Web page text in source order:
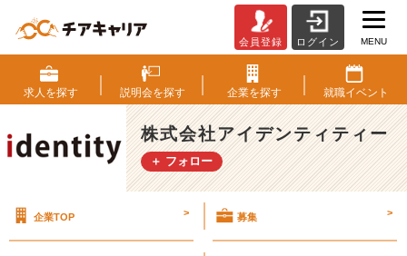
L
B/
S
【株
式
会
デ
会員登録 ログイン MENU
求人を探す 説明会を探す 企業を探す 就職イベント
株式会社アイデンティティー
＋ フォロー
企業TOP > 募集 >